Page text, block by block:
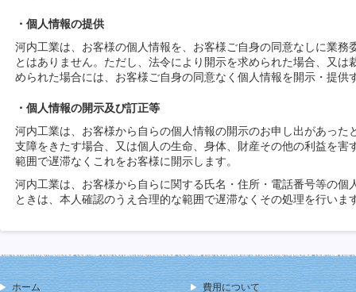
・個人情報の提供
河内工業は、お客様の個人情報を、お客様ご自身の同意なしに業務
とはありません。ただし、法令により開示を求められた場合、又
められた場合には、お客様ご自身の同意なく個人情報を開示・提供
・個人情報の開示及び訂正等
河内工業は、お客様から自らの個人情報の開示のお申し出があった
支障をきたす場合、又は個人の生命、身体、財産その他の利益を害
範囲で遅滞なくこれをお客様に開示します。
河内工業は、お客様から自らに関する氏名・住所・電話番号等の個
ときは、本人確認のうえ合理的な範囲で遅滞なくその処理を行いま
ホーム 費用について